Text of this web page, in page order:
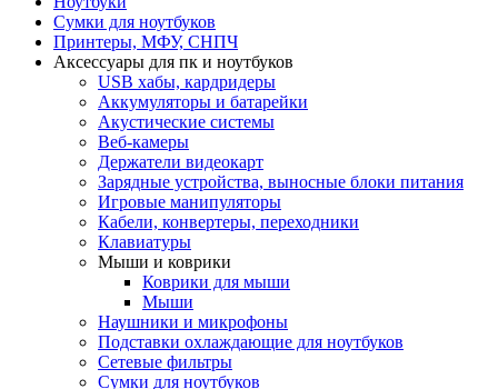
Сумки для ноутбуков
Принтеры, МФУ, СНПЧ
Аксессуары для пк и ноутбуков
USB хабы, кардридеры
Аккумуляторы и батарейки
Акустические системы
Веб-камеры
Держатели видеокарт
Зарядные устройства, выносные блоки питания
Игровые манипуляторы
Кабели, конвертеры, переходники
Клавиатуры
Мыши и коврики
Коврики для мыши
Мыши
Наушники и микрофоны
Подставки охлаждающие для ноутбуков
Сетевые фильтры
Сумки для ноутбуков